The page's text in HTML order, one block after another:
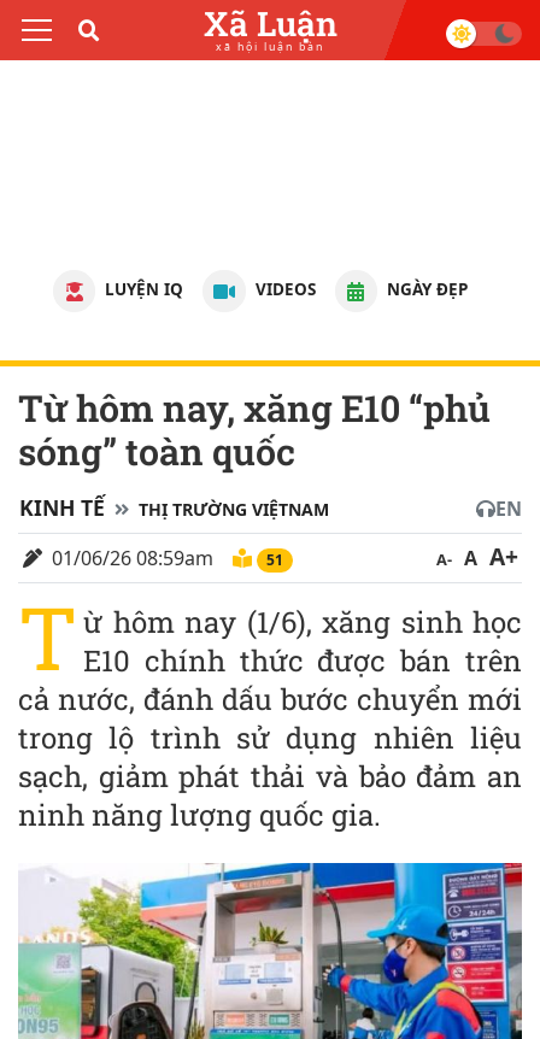
Xã Luận
xã hội luận bàn
LUYỆN IQ VIDEOS NGÀY ĐẸP
Từ hôm nay, xăng E10 “phủ
sóng” toàn quốc
KINH TẾ THỊ TRƯỜNG VIỆTNAM
EN
01/06/26 08:59am
51 A- A A+
T ừ hôm nay (1/6), xăng sinh học
E10 chính thức được bán trên
cả nước, đánh dấu bước chuyển mới
trong lộ trình sử dụng nhiên liệu
sạch, giảm phát thải và bảo đảm an
ninh năng lượng quốc gia.